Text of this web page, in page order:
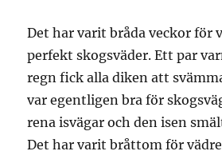
Det har varit bråda veckor för
perfekt skogsväder. Ett par
regn fick alla diken att
var egentligen bra för
rena isvägar och den isen
Det har varit bråttom för